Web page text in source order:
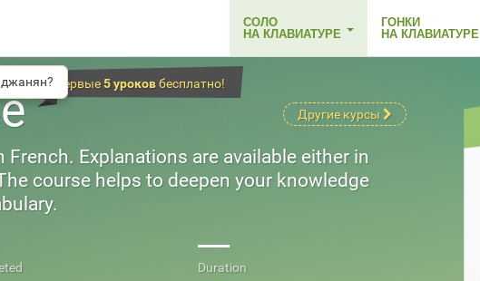
СОЛО
НА КЛАВИАТУРЕ
ГОНКИ
НА КЛАВИАТУРЕ
Первые5 уроковбесплатно!
Другие курсы
Explanations are available either in
course helps to deepen your knowledge
Duration